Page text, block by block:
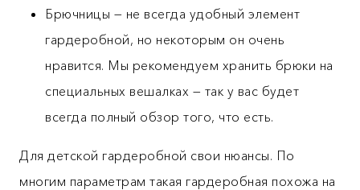
Брючницы — не всегда удобный элемент
гардеробной, но некоторым он очень
нравится. Мы рекомендуем хранить брюки на
специальных вешалках — так у вас будет
всегда полный обзор того, что есть.
Для детской гардеробной свои нюансы. По
многим параметрам такая гардеробная похожа на